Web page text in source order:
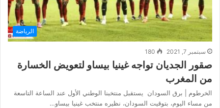
الرياضة
سبتمبر 7, 2021 180
صقور الجديان تواجه غينيا بيساو لتعويض الخسارة
من المغرب
الخرطوم | برق السودان يستقبل منتخبنا الوطني الأول عند الساعة التاسعة
من مساء اليوم، بتوقيت السودان، نظيره منتخب غينيا بيساو…